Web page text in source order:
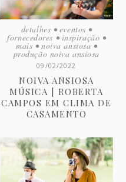
detalhes • eventos •
fornecedores • inspiração •
mais • noiva ansiosa •
produção noiva ansiosa
09/02/2022
NOIVA ANSIOSA
MÚSICA | ROBERTA
CAMPOS EM CLIMA DE
CASAMENTO